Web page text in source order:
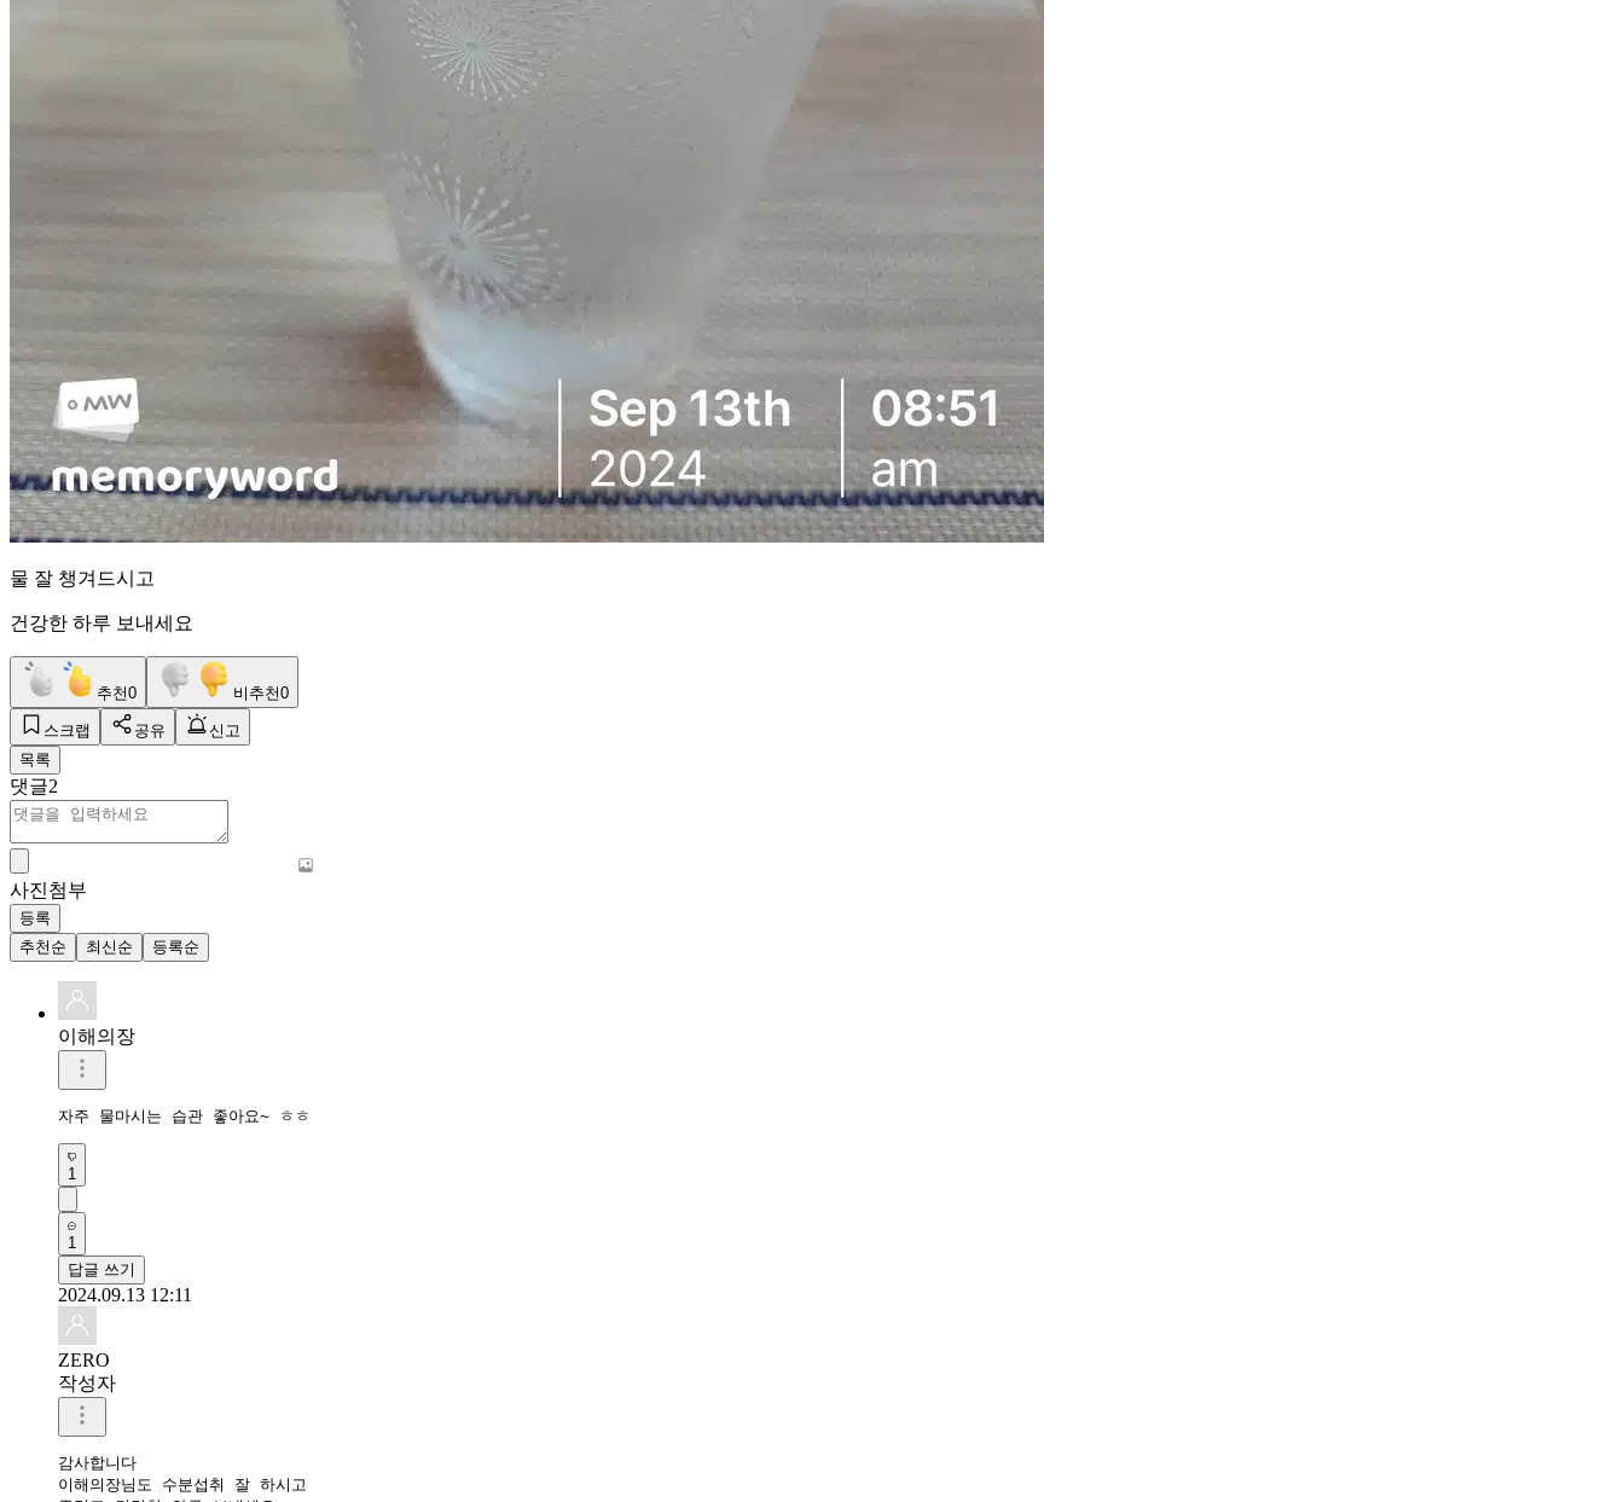
물 잘 챙겨드시고
건강한 하루 보내세요
추천0 비추천0
스크랩 공유
신고
목록
댓글2
사진첨부
등록
추천순
최신순 등록순
이해의장
자주 물마시는 습관 좋아요~ ㅎㅎ
1
1
답글 쓰기
2024.09.13 12:11
ZERO
작성자
감사합니다
이해의장님도 수분섭취 잘 하시고